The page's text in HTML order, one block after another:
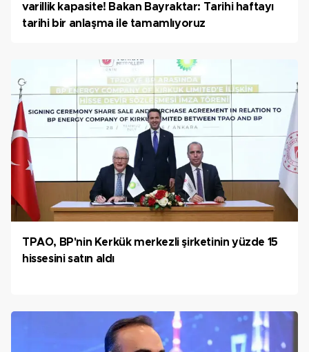
varillik kapasite! Bakan Bayraktar: Tarihi haftayı
tarihi bir anlaşma ile tamamlıyoruz
TPAO, BP'nin Kerkük merkezli şirketinin yüzde 15
hissesini satın aldı